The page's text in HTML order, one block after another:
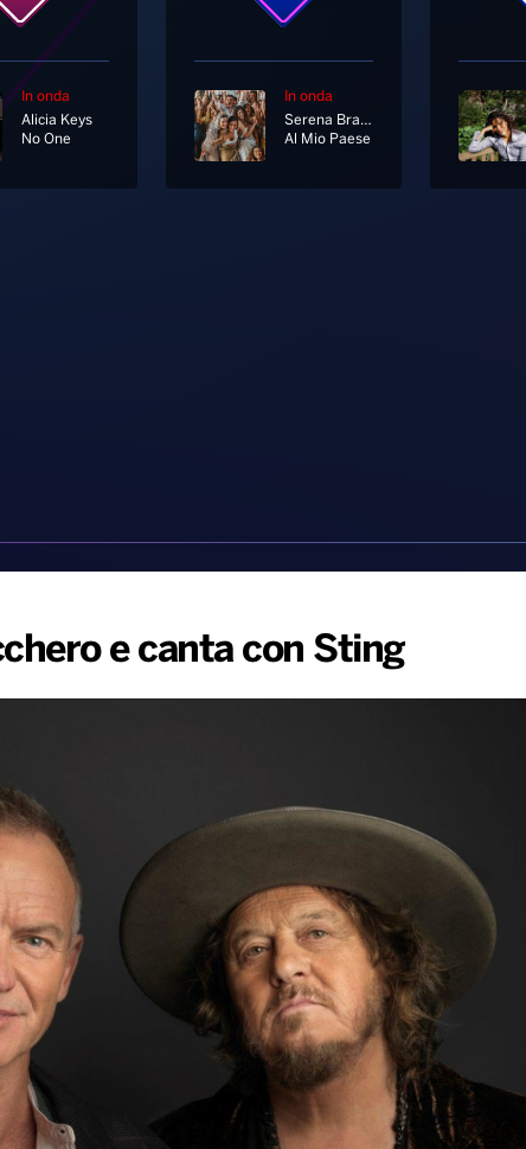
In onda
Alicia Keys
No One
In onda
Serena Brancale, Levante, Delia
Al Mio Paese
e canta con Sting